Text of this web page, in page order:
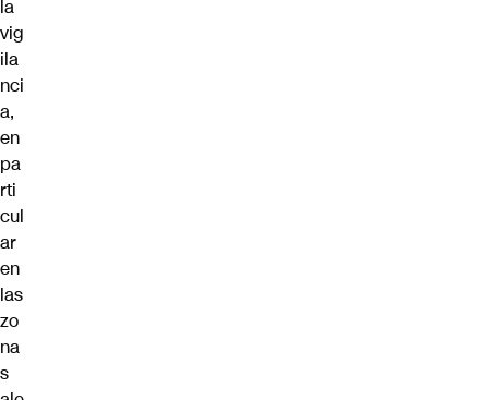
la
vig
ila
nci
a,
en
pa
rti
cul
ar
en
las
zo
na
s